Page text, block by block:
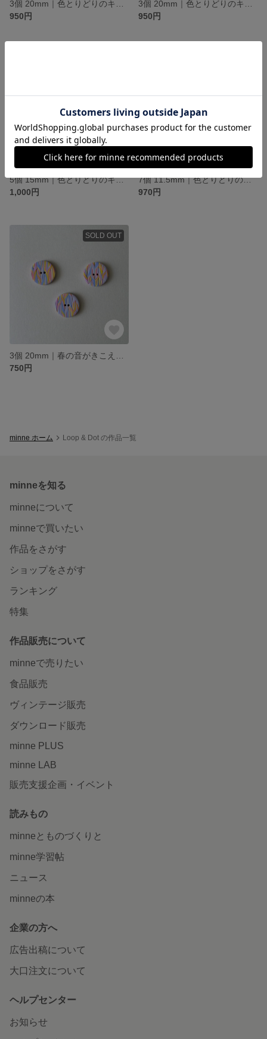
950円
950円
5個 15mm｜色とりどりのキャンディボタン｜透明感・ツヤあり
1,000円
7個 11.5mm｜色とりどりのキャンディボタン｜透明感・ツヤあり
970円
SOLD OUT
750円
minne ホーム Loop & Dot の作品一覧
minneを知る
minneについて
minneで買いたい
作品をさがす
ショップをさがす
ランキング
特集
作品販売について
minneで売りたい
食品販売
ヴィンテージ販売
ダウンロード販売
minne PLUS
minne LAB
販売支援企画・イベント
読みもの
minneとものづくりと
minne学習帖
ニュース
minneの本
企業の方へ
広告出稿について
大口注文について
ヘルプセンター
お知らせ